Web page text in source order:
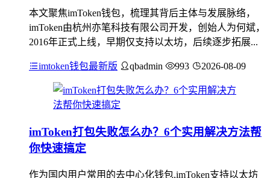
本文聚焦imToken钱包，梳理其背后主体与发展脉络，
imToken由杭州亦笔科技有限公司开发，创始人为何斌，
2016年正式上线，早期仅支持以太坊，后续逐步拓展...
imtoken钱包最新版 qbadmin 993 2026-08-09
imToken打包失败怎么办？6个实用解决方法帮
你快速搞定
作为国内用户常用的去中心化钱包,imToken支持以太坊